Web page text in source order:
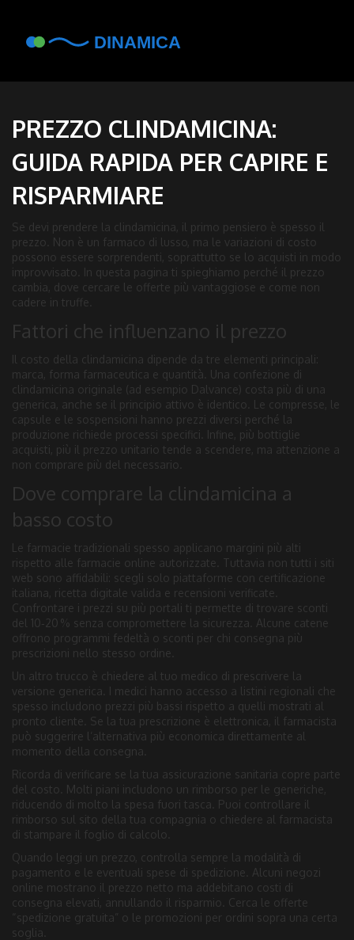
PREZZO CLINDAMICINA:
GUIDA RAPIDA PER CAPIRE E
RISPARMIARE
Se devi prendere la clindamicina, il primo pensiero è spesso il
prezzo. Non è un farmaco di lusso, ma le variazioni di costo
possono essere sorprendenti, soprattutto se lo acquisti in modo
improvvisato. In questa pagina ti spieghiamo perché il prezzo
cambia, dove cercare le offerte più vantaggiose e come non
cadere in truffe.
Fattori che influenzano il prezzo
Il costo della clindamicina dipende da tre elementi principali:
marca, forma farmaceutica e quantità. Una confezione di
clindamicina originale (ad esempio Dalvance) costa più di una
generica, anche se il principio attivo è identico. Le compresse, le
capsule e le sospensioni hanno prezzi diversi perché la
produzione richiede processi specifici. Infine, più bottiglie
acquisti, più il prezzo unitario tende a scendere, ma attenzione a
non comprare più del necessario.
Dove comprare la clindamicina a
basso costo
Le farmacie tradizionali spesso applicano margini più alti
rispetto alle farmacie online autorizzate. Tuttavia non tutti i siti
web sono affidabili: scegli solo piattaforme con certificazione
italiana, ricetta digitale valida e recensioni verificate.
Confrontare i prezzi su più portali ti permette di trovare sconti
del 10‑20 % senza compromettere la sicurezza. Alcune catene
offrono programmi fedeltà o sconti per chi consegna più
prescrizioni nello stesso ordine.
Un altro trucco è chiedere al tuo medico di prescrivere la
versione generica. I medici hanno accesso a listini regionali che
spesso includono prezzi più bassi rispetto a quelli mostrati al
pronto cliente. Se la tua prescrizione è elettronica, il farmacista
può suggerire l’alternativa più economica direttamente al
momento della consegna.
Ricorda di verificare se la tua assicurazione sanitaria copre parte
del costo. Molti piani includono un rimborso per le generiche,
riducendo di molto la spesa fuori tasca. Puoi controllare il
rimborso sul sito della tua compagnia o chiedere al farmacista
di stampare il foglio di calcolo.
Quando leggi un prezzo, controlla sempre la modalità di
pagamento e le eventuali spese di spedizione. Alcuni negozi
online mostrano il prezzo netto ma addebitano costi di
consegna elevati, annullando il risparmio. Cerca le offerte
“spedizione gratuita” o le promozioni per ordini sopra una certa
soglia.